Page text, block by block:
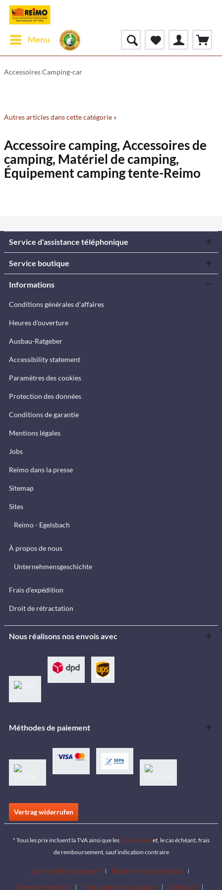
Menu
Accessoires Camping-car
Autres articles dans cette catégorie »
Accessoire camping, Accessoires de
camping, Matériel de camping,
Équipement camping tente-Reimo
Service d'assistance téléphonique
Service boutique
Informations
Conditions générales d'affaires
Heures d'ouverture
Ausbau-Ratgeber
Accessibility statement
Paramètres des cookies
Protection des données
Conditions de garantie
Mentions légales
Jobs
Reimo dans la presse
Sitemap
Sites
Reimo - Egelsbach
À propos de nous
Unternehmensgeschichte
Frais d'expédition
Droit de rétractation
Nous réalisons nos envois avec
Méthodes de paiement
Vertrag widerrufen
* Tous les prix incluent la TVA ainsi que lesfrais de portet, le cas échéant, frais
de remboursement, sauf indication contraire
Zone de téléchargement
Recherche de revendeurs
Devenir revendeur
Télécharger les catalogues Contactez